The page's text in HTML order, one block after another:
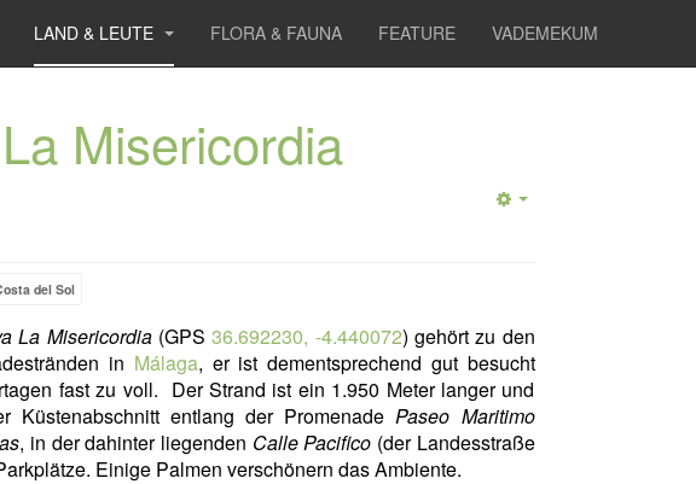
LAND & LEUTE FLORA & FAUNA FEATURE VADEMEKUM
Misericordia
del Sol
La Misericordia(GPS36.692230, -4.440072) gehört zu den
in Málaga, er ist dementsprechend gut besucht
fast zu voll. Der Strand ist ein 1.950 Meter langer und
Küstenabschnitt entlang der Promenade Paseo Maritimo
, in der dahinter liegenden Calle Pacifico (der Landesstraße
Einige Palmen verschönern das Ambiente.